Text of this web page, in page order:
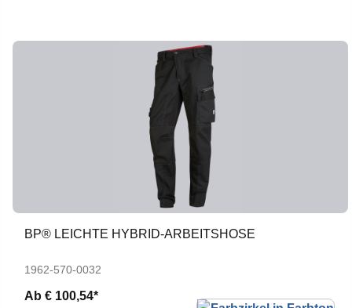
BP® LEICHTE HYBRID-ARBEITSHOSE
1962-570-0032
Ab € 100,54*